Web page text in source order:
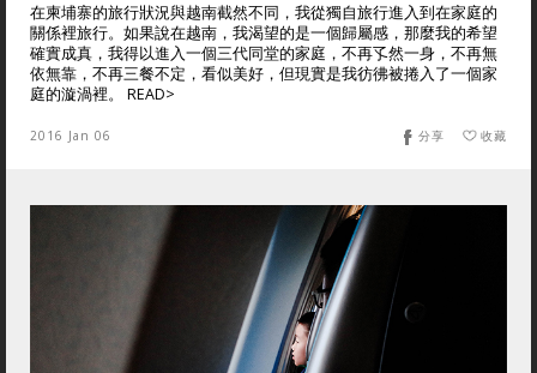
在柬埔寨的旅行狀況與越南截然不同，我從獨自旅行進入到在家庭的
關係裡旅行。如果說在越南，我渴望的是一個歸屬感，那麼我的希望
確實成真，我得以進入一個三代同堂的家庭，不再孓然一身，不再無
依無靠，不再三餐不定，看似美好，但現實是我彷彿被捲入了一個家
庭的漩渦裡。 READ>
2016 Jan 06 收藏
分享